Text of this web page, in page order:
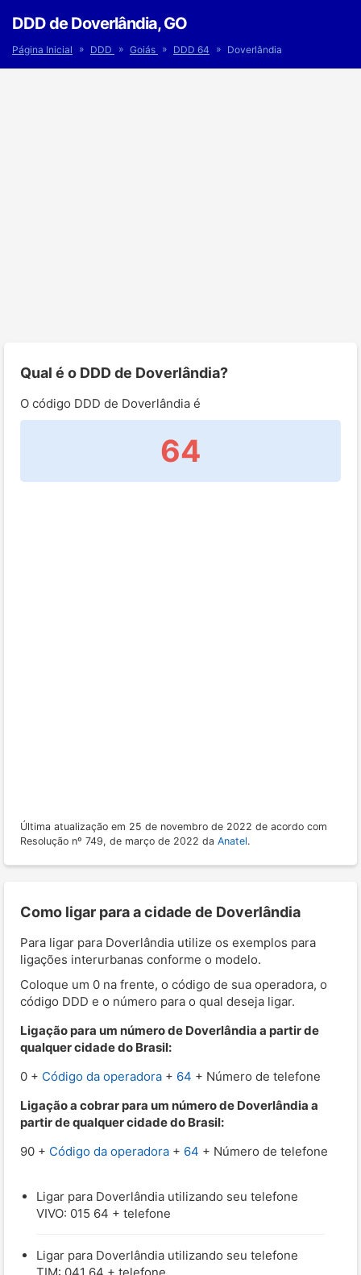
DDD de Doverlândia, GO
Página Inicial » DDD » Goiás » DDD 64 » Doverlândia
Qual é o DDD de Doverlândia?
O código DDD de Doverlândia é
64
Última atualização em 25 de novembro de 2022 de acordo com
Resolução nº 749, de março de 2022 da Anatel.
Como ligar para a cidade de Doverlândia
Para ligar para Doverlândia utilize os exemplos para
ligações interurbanas conforme o modelo.
Coloque um 0 na frente, o código de sua operadora, o
código DDD e o número para o qual deseja ligar.
Ligação para um número de Doverlândia a partir de
qualquer cidade do Brasil:
0 + Código da operadora + 64 + Número de telefone
Ligação a cobrar para um número de Doverlândia a
partir de qualquer cidade do Brasil:
90 + Código da operadora + 64 + Número de telefone
Ligar para Doverlândia utilizando seu telefone
VIVO: 015 64 + telefone
Ligar para Doverlândia utilizando seu telefone